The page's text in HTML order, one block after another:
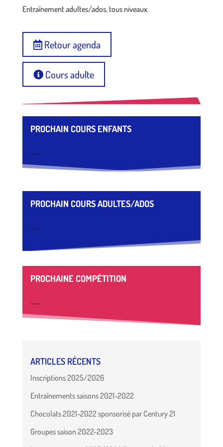
Entraînement adultes/ados, tous niveaux.
Retour agenda
Cours adulte
PROCHAIN COURS ENFANTS
---
PROCHAIN COURS ADULTES/ADOS
---
PROCHAINE COMPÉTITION
---
ARTICLES RÉCENTS
Inscriptions 2025/2026
Entraînements saisons 2021-2022
Chocolats 2021-2022 sponsorisé par Century 21
Groupes saison 2022-2023